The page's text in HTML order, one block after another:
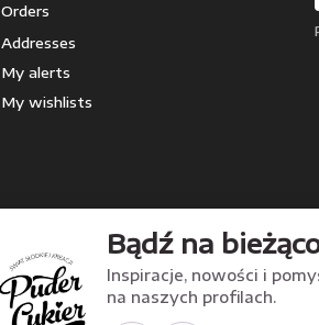
Orders
Addresses
My alerts
My wishlists
Bądź na
Inspiracje, nowości i
na naszych profilach.